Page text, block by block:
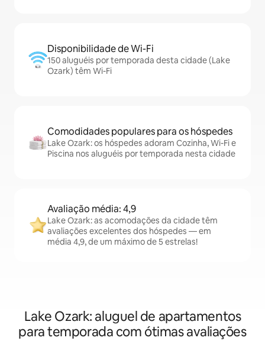
Disponibilidade de Wi-Fi
150 aluguéis por temporada desta cidade (Lake
Ozark) têm Wi-Fi
Comodidades populares para os hóspedes
Lake Ozark: os hóspedes adoram Cozinha, Wi-Fi e
Piscina nos aluguéis por temporada nesta cidade
Avaliação média: 4,9
Lake Ozark: as acomodações da cidade têm
avaliações excelentes dos hóspedes — em
média 4,9, de um máximo de 5 estrelas!
Lake Ozark: aluguel de apartamentos
para temporada com ótimas avaliações